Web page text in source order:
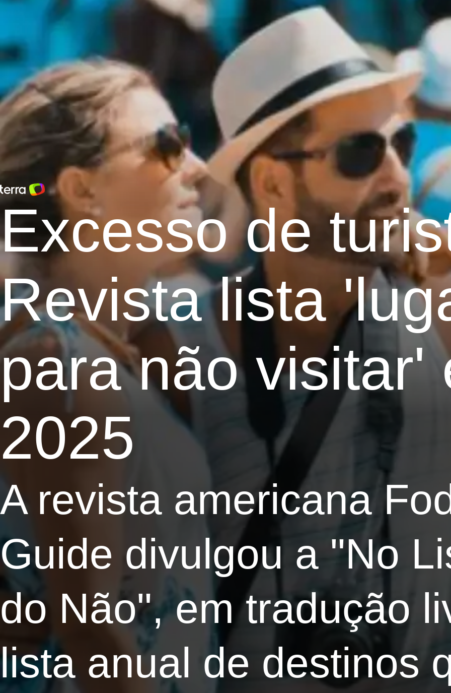
Excesso de
Revista lista
para não visitar'
2025
A revista americana
Guide divulgou a "No
do Não", em tradução
lista anual de destinos